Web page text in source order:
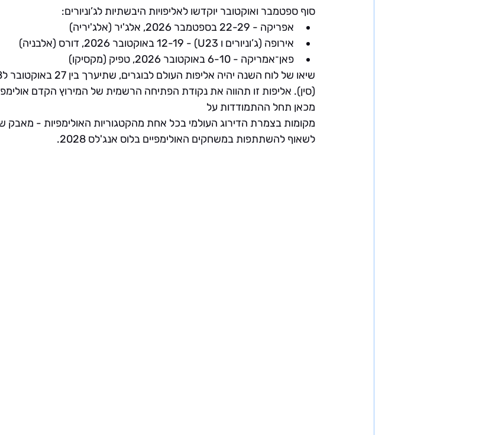
סוף ספטמבר ואוקטובר יוקדשו לאליפויות היבשתיות לג’וניורים:
אפריקה - 22-29 בספטמבר 2026, אלג'יר (אלג'יריה)
אירופה (ג’וניורים ו U23)
- 12-19 באוקטובר 2026, דורס (אלבניה)
פאן־אמריקה - 6-10 באוקטובר 2026, טפיק (מקסיקו)
שיאו של לוח השנה יהיה אליפות העולם לבוגרים
(סין). אליפות זו תהווה את נקודת הפתיחה הרשמית של המירוץ הקדם
מכאן תחל ההתמודדות על
מקומות בצמרת הדירוג העולמי בכל אחת מהקטגוריות האולימפיות - מאבק
לשאוף להשתתפות במשחקים האולימפיים בלוס אנג'לס 2028.